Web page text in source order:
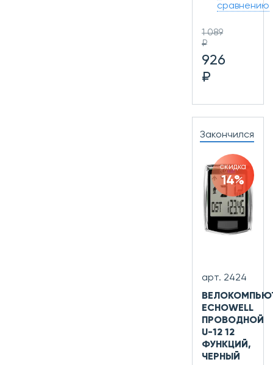
сравнению
1 089
₽
926
₽
Закончился
скидка
14%
арт. 2424
ECHOWELL
ПРОВОДНОЙ
U-12 12
ФУНКЦИЙ,
ЧЕРНЫЙ